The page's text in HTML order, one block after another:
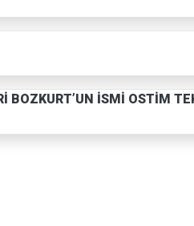
BOZKURT’UN İSMİ OSTİM